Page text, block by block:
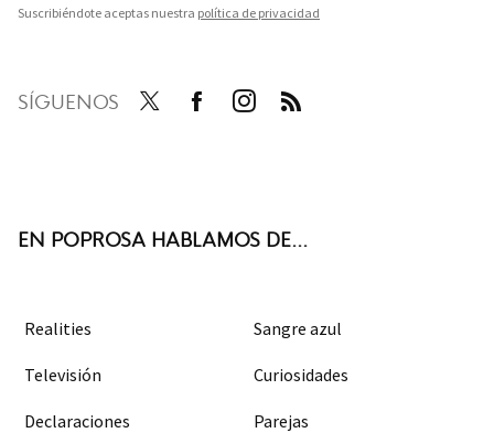
Suscribiéndote aceptas nuestra política de privacidad
SÍGUENOS
EN POPROSA HABLAMOS DE...
Realities Sangre azul
Televisión Curiosidades
Declaraciones Parejas